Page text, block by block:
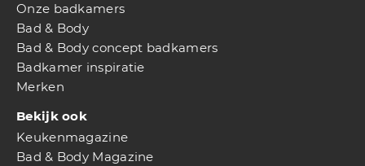
Onze badkamers
Bad & Body
Bad & Body concept badkamers
Badkamer inspiratie
Merken
Bekijk ook
Keukenmagazine
Bad & Body Magazine